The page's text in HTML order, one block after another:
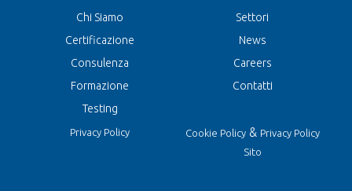
Chi Siamo
Certificazione
Consulenza
Formazione
Testing
Privacy Policy
Settori
News
Careers
Contatti
Cookie Policy& Privacy Policy
Sito